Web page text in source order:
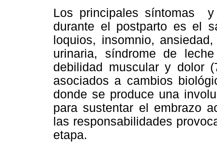
Los principales síntomas
durante el postparto es el
loquios, insomnio,
urinaria, síndrome de
debilidad muscular y dolor
asociados a cambios
donde se produce una
para sustentar el embrazo
las responsabilidades
etapa.